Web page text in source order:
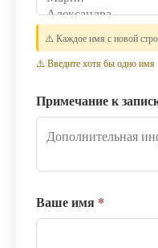
⚠️ Каждое имя с новой
⚠️ Введите хотя бы одно имя
Примечание к
Ваше имя *